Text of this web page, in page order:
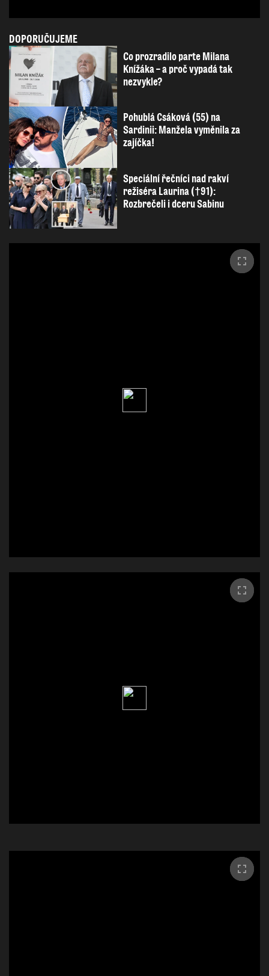
DOPORUČUJEME
Co prozradilo parte Milana
Knížáka – a proč vypadá tak
nezvykle?
Pohublá Csáková (55) na
Sardinii: Manžela vyměnila za
zajíčka!
Speciální řečníci nad rakví
režiséra Laurina (†91):
Rozbrečeli i dceru Sabinu